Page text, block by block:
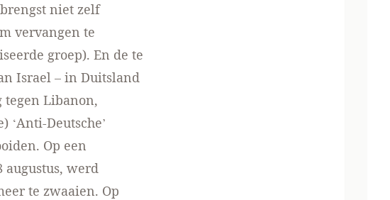
niet zelf
vervangen te
groep). En de te
Israel – in Duitsland
tegen Libanon,
‘Anti-Deutsche’
Op een
augustus, werd
te zwaaien. Op